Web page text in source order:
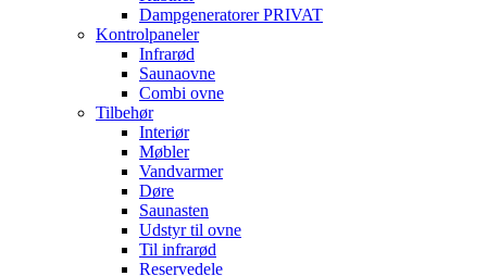
Dampgeneratorer PRIVAT
Kontrolpaneler
Infrarød
Saunaovne
Combi ovne
Tilbehør
Interiør
Møbler
Vandvarmer
Døre
Saunasten
Udstyr til ovne
Til infrarød
Reservedele